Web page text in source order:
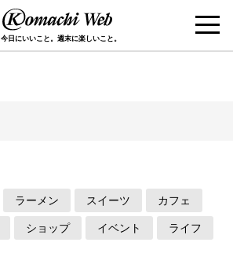
今日にいいこと。週末に楽しいこと。
ラーメン スイーツ カフェ
ショップ イベント ライフ